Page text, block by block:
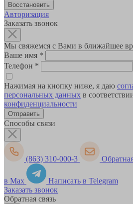
Авторизация
Заказать звонок
Мы свяжемся с Вами в ближайшее
Ваше имя *
Телефон *
Нажимая на кнопку ниже, я даю
персональных данных в
конфиденциальности
Способы связи
(863) 310-000-3
в Max
Написать в Telegram
Заказать звонок
Обратная связь